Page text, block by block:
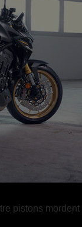
pistons mordent